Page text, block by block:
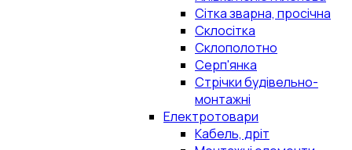
Сітка зварна, просічна
Склосітка
Склополотно
Серп'янка
Стрічки будівельно-
монтажні
Електротовари
Кабель, дріт